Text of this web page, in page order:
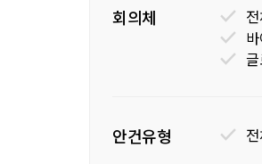
회의체
안건유형